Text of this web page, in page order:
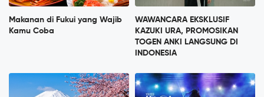
Makanan di Fukui yang Wajib
Kamu Coba
WAWANCARA EKSKLUSIF
KAZUKI URA, PROMOSIKAN
TOGEN ANKI LANGSUNG DI
INDONESIA